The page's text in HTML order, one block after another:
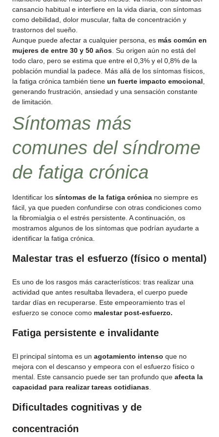
cansancio habitual e interfiere en la vida diaria, con síntomas
como debilidad, dolor muscular, falta de concentración y
trastornos del sueño.
Aunque puede afectar a cualquier persona, es más común en
mujeres de entre 30 y 50 años . Su origen aún no está del
todo claro, pero se estima que entre el 0,3% y el 0,8% de la
población mundial la padece. Más allá de los síntomas físicos,
la fatiga crónica también tiene un fuerte impacto emocional
generando frustración, ansiedad y una sensación constante
de limitación.
Síntomas más
comunes del síndrome
de fatiga crónica
Identificar los síntomas de la fatiga crónica no siempre es
fácil, ya que pueden confundirse con otras condiciones como
la fibromialgia o el estrés persistente. A continuación, os
mostramos algunos de los síntomas que podrían ayudarte a
identificar la fatiga crónica.
Malestar tras el esfuerzo (físico o mental)
Es uno de los rasgos más característicos: tras realizar una
actividad que antes resultaba llevadera, el cuerpo puede
tardar días en recuperarse. Este empeoramiento tras el
esfuerzo se conoce como malestar post-esfuerzo.
Fatiga persistente e invalidante
El principal síntoma es un agotamiento intenso que no
mejora con el descanso y empeora con el esfuerzo físico o
mental. Este cansancio puede ser tan profundo que afecta la
capacidad para realizar tareas cotidianas
Dificultades cognitivas y de
concentración